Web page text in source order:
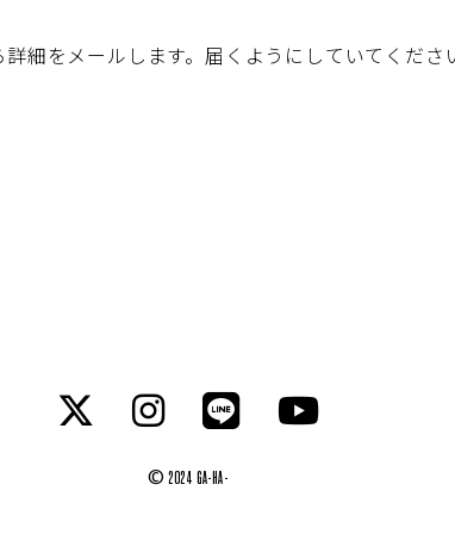
詳細をメールします。届くようにしていてくださ
© 2024 GA-HA-